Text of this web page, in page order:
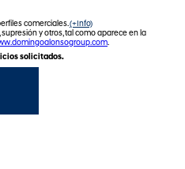
comerciales.(+Info)
y otros, tal como aparece en la
.
solicitados.